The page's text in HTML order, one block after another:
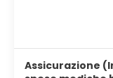
Assicurazione